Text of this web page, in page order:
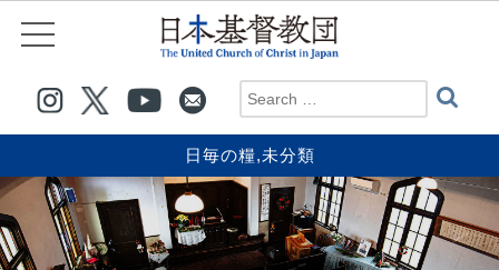
日毎の糧,未分類